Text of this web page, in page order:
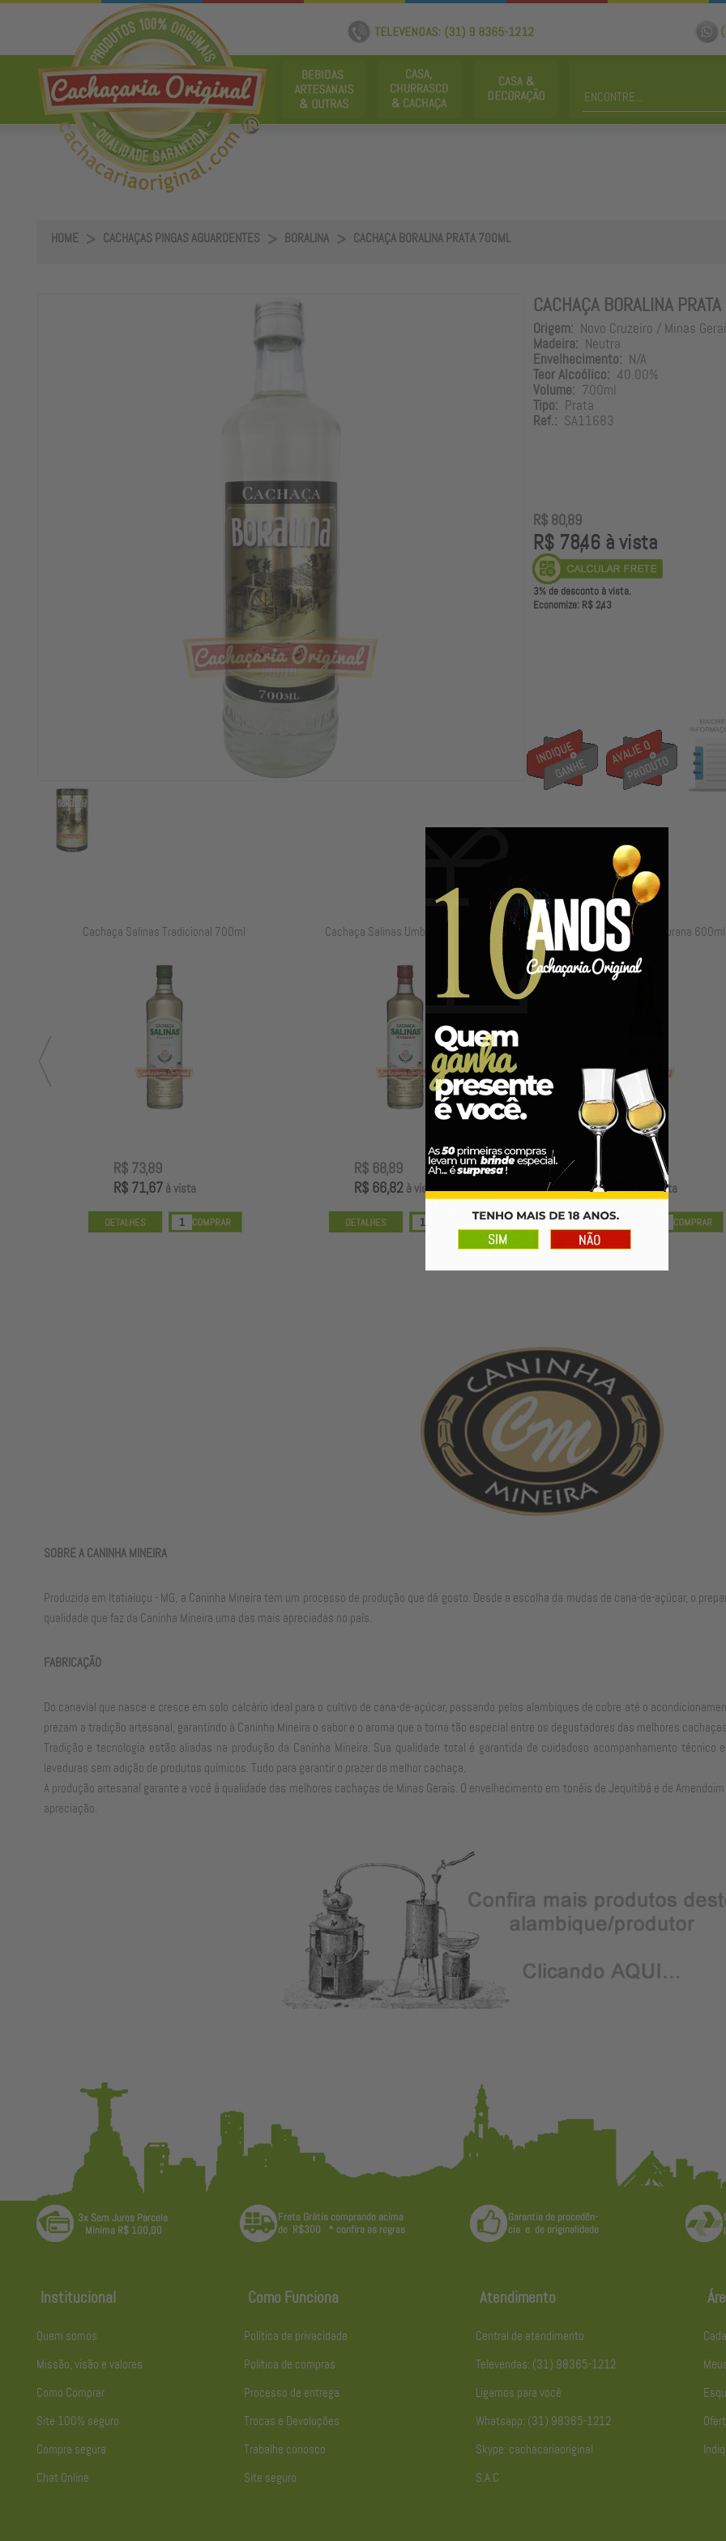
HOME CACHAÇAS PINGAS AGUARDENTES BORALINA CACHAÇA BORALINA PRATA 700ML
CACHAÇA BORALINA
Origem: Novo Cruzeiro / Minas
Madeira: Neutra
Envelhecimento: N/A
Teor Alcoólico: 40.00%
Volume: 700ml
Tipo: Prata
Ref.: SA11683
R$ 80,89
R$ 78,46 à vista
3% de desconto à vista.
Economize: R$ 2,43
Cachaça Salinas Tradicional 700ml
R$ 73,89
R$ 71,67à vista
Cachaça Salinas Umburana 700ml
R$ 68,89
R$ 66,82à vista
Cachaça Salinas Umburana 600ml
R$ 55,18à vista
SOBRE A CANINHA MINEIRA
Produzida em Itatiaiuçu - MG, a Caninha Mineira tem um processo de produção que dá gosto. Desde a escolha da mudas de cana-de-açúcar, o
qualidade que faz da Caninha Mineira uma das mais apreciadas no país.
FABRICAÇÃO
Do canavial que nasce e cresce em solo calcário ideal para o cultivo de cana-de-açúcar, passando pelos alambiques de cobre até o
prezam a tradição artesanal, garantindo à Caninha Mineira o sabor e o aroma que a torna tão especial entre os degustadores das melhores cachaças
Tradição e tecnologia estão aliadas na produção da Caninha Mineira. Sua qualidade total é garantida de cuidadoso acompanhamento
leveduras sem adição de produtos químicos. Tudo para garantir o prazer da melhor cachaça.
A produção artesanal garante a você à qualidade das melhores cachaças de Minas Gerais. O envelhecimento em tonéis de Jequitibá e de
apreciação.
Institucional
Quem somos
Missão, visão e valores
Como Comprar
Site 100% seguro
Compra segura
Chat Online
Como Funciona
Política de privacidade
Política de compras
Processo de entrega
Trocas e Devoluções
Trabalhe conosco
Site seguro
Atendimento
Central de atendimento
Televendas: (31) 98365-1212
Ligamos para você
Whatsapp: (31) 98365-1212
Skype: cachacariaoriginal
S.A.C